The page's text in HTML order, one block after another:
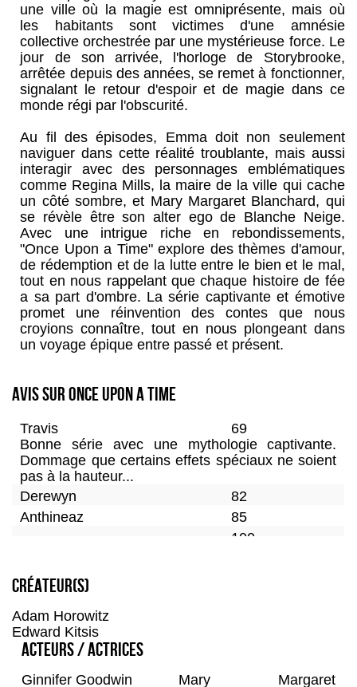
une ville où la magie est omniprésente, mais où
les habitants sont victimes d'une amnésie
collective orchestrée par une mystérieuse force. Le
jour de son arrivée, l'horloge de Storybrooke,
arrêtée depuis des années, se remet à fonctionner,
signalant le retour d'espoir et de magie dans ce
monde régi par l'obscurité.
Au fil des épisodes, Emma doit non seulement
naviguer dans cette réalité troublante, mais aussi
interagir avec des personnages emblématiques
comme Regina Mills, la maire de la ville qui cache
un côté sombre, et Mary Margaret Blanchard, qui
se révèle être son alter ego de Blanche Neige.
Avec une intrigue riche en rebondissements,
"Once Upon a Time" explore des thèmes d'amour,
de rédemption et de la lutte entre le bien et le mal,
tout en nous rappelant que chaque histoire de fée
a sa part d'ombre. La série captivante et émotive
promet une réinvention des contes que nous
croyions connaître, tout en nous plongeant dans
un voyage épique entre passé et présent.
Avis sur Once Upon A Time
Travis
69
Bonne série avec une mythologie captivante.
Dommage que certains effets spéciaux ne soient
pas à la hauteur...
Derewyn
82
Anthineaz
85
100
Deesse
Sososeries
Karumy
Créateur(s)
Adam Horowitz
Edward Kitsis
Acteurs / Actrices
Ginnifer Goodwin Mary Margaret